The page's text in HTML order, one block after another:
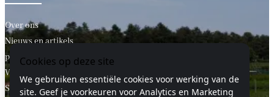
Over ons
Nieuws en artikels
privacy statement
Voorwaarden
Sitemap
Cookies op deze site
We gebruiken essentiële cookies voor werking van de
site. Geef je voorkeuren voor Analytics en Marketing